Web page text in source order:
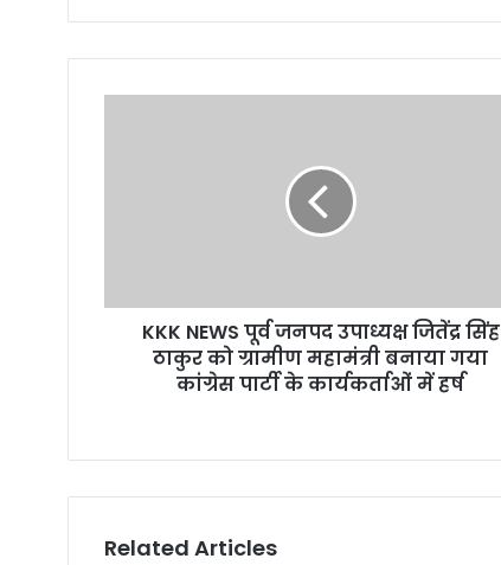
u
r
KKK NEWS पूर्व जनपद उपाध्यक्ष जितेंद्र सिंह
ठाकुर को ग्रामीण महामंत्री बनाया गया
कांग्रेस पार्टी के कार्यकर्ताओं में हर्ष
Related Articles